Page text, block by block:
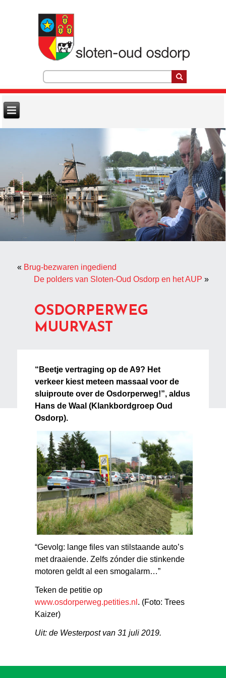
« Brug-bezwaren ingediend
De polders van Sloten-Oud Osdorp en het AUP »
OSDORPERWEG
MUURVAST
“Beetje vertraging op de A9? Het
verkeer kiest meteen massaal voor de
sluiproute over de Osdorperweg!”, aldus
Hans de Waal (Klankbordgroep Oud
Osdorp).
“Gevolg: lange files van stilstaande auto’s
met draaiende. Zelfs zónder die stinkende
motoren geldt al een smogalarm…”
Teken de petitie op
www.osdorperweg.petities.nl . (Foto: Trees
Kaizer)
Uit: de Westerpost van 31 juli 2019.